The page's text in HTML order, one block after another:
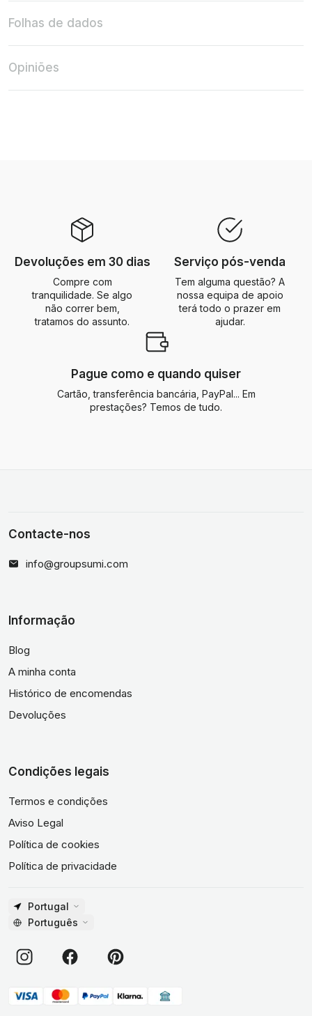
Folhas de dados
Opiniões
Devoluções em 30 dias
Compre com
tranquilidade. Se algo
não correr bem,
tratamos do assunto.
Serviço pós-venda
Tem alguma questão? A
nossa equipa de apoio
terá todo o prazer em
ajudar.
Pague como e quando quiser
Cartão, transferência bancária, PayPal... Em
prestações? Temos de tudo.
Contacte-nos
info@groupsumi.com
Informação
Blog
A minha conta
Histórico de encomendas
Devoluções
Condições legais
Termos e condições
Aviso Legal
Política de cookies
Política de privacidade
Portugal
Português